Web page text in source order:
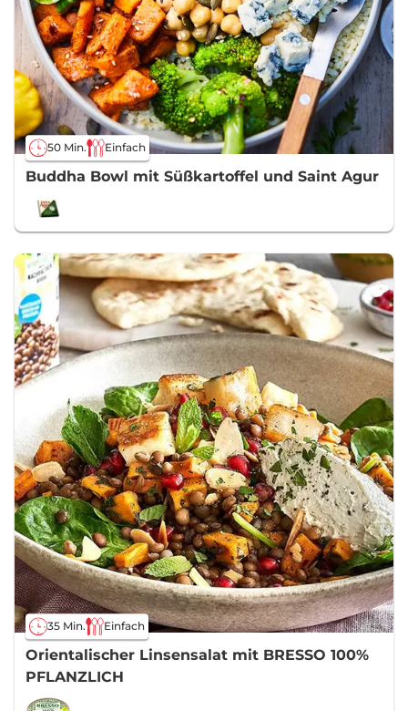
50 Min. Einfach
Buddha Bowl mit Süßkartoffel und Saint Agur
35 Min. Einfach
Orientalischer Linsensalat mit BRESSO 100%
PFLANZLICH